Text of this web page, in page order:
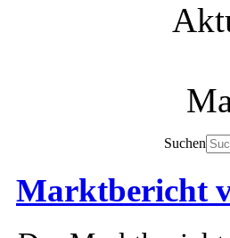
Suchen
Marktbericht